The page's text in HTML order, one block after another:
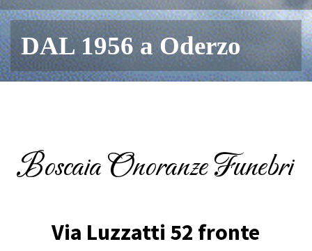
DAL 1956 a Oderzo
Boscaia Onoranze Funebri
Via Luzzatti 52 fronte